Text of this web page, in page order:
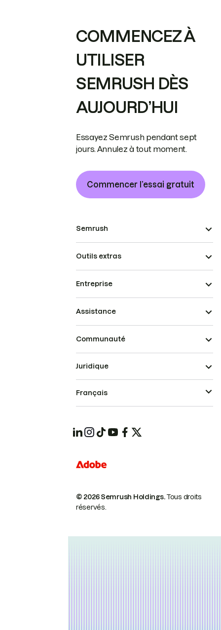
COMMENCEZ À
UTILISER
SEMRUSH DÈS
AUJOURD’HUI
Essayez Semrush pendant sept
jours. Annulez à tout moment.
Commencer l’essai gratuit
Semrush
Outils extras
Entreprise
Assistance
Communauté
© 2026 Semrush Holdings.Tous droits
réservés.
Juridique
Français